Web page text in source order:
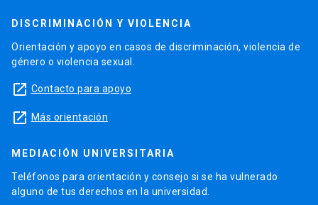
DISCRIMINACIÓN Y VIOLENCIA
Orientación y apoyo en casos de discriminación, violencia de
género o violencia sexual.
launch Contacto para apoyo
launch Más orientación
MEDIACIÓN UNIVERSITARIA
Teléfonos para orientación y consejo si se ha vulnerado
alguno de tus derechos en la universidad.